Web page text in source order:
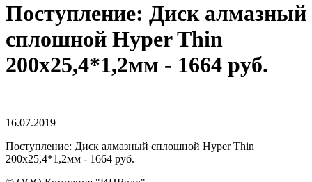
Поступление: Диск алмазный
сплошной Hyper Thin
200x25,4*1,2мм - 1664 руб.
16.07.2019
Поступление: Диск алмазный сплошной Hyper Thin
200x25,4*1,2мм - 1664 руб.